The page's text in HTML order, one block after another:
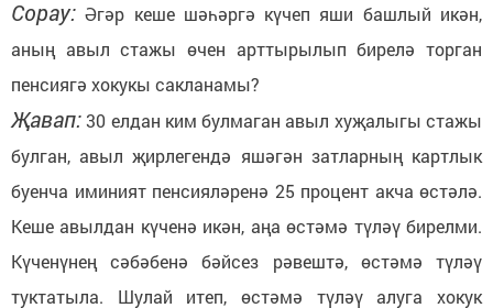
Сорау: Әгәр кеше шәһәргә күчеп яши башлый икән,
аның авыл стажы өчен арттырылып бирелә торган
пенсиягә хокукы сакланамы?
Җавап:30 елдан ким булмаган авыл хуҗалыгы стажы
булган, авыл җирлегендә яшәгән затларның картлык
буенча иминият пенсияләренә 25 процент акча өстәлә.
Кеше авылдан күченә икән, аңа өстәмә түләү бирелми.
Күченүнең сәбәбенә бәйсез рәвештә, өстәмә түләү
туктатыла. Шулай итеп, өстәмә түләү алуга хокук